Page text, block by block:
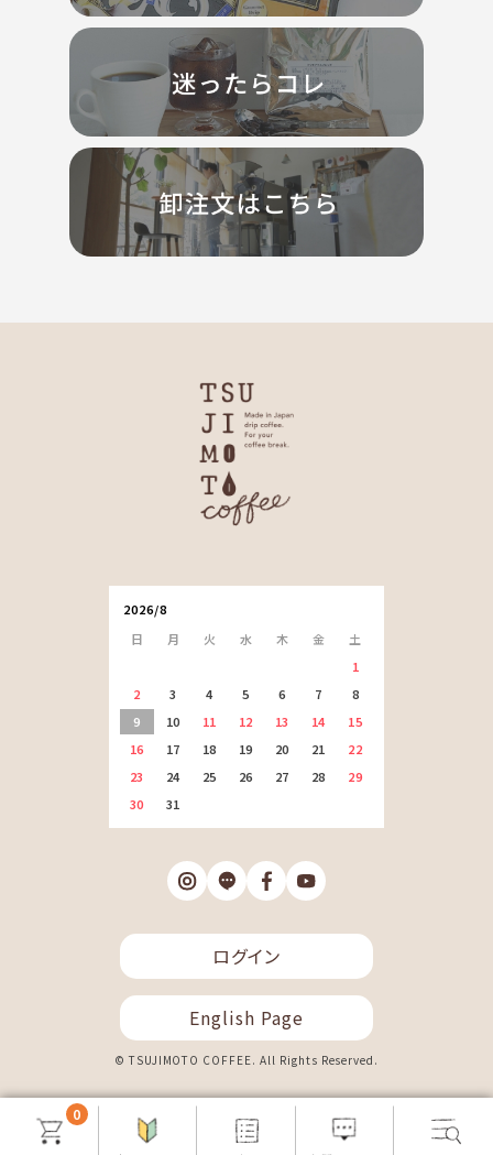
0
2026/8
日
月 火 水 木 金
土
1
2
3 4 5 6 7
8
9
10 11 12 13 14
15
16
17 18 19 20 21
22
23
24 25 26 27 28
29
30
31
ログイン
English Page
© TSUJIMOTO COFFEE. All Rights Reserved.